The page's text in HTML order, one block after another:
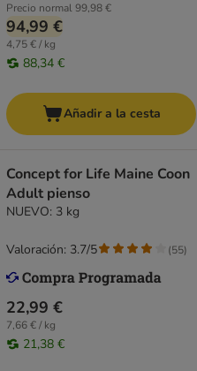
Precio normal99,98 €
94,99 €
4,75 € / kg
88,34 €
Añadir a la cesta
Concept for Life Maine Coon
Adult pienso
NUEVO: 3 kg
22,99 €
7,66 € / kg
21,38 €
Valoración: 3.7/5 (55)